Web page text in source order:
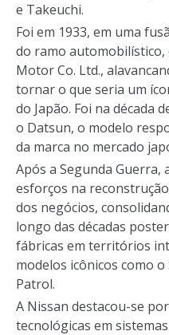
e Takeuchi.
Foi em 1933, em uma
do ramo
Motor Co. Ltd.,
tornar o que seria um
do Japão. Foi na década
o Datsun, o modelo
da marca no mercado
Após a Segunda Guerra,
esforços na
dos negócios,
longo das décadas
fábricas em territórios
modelos icônicos como
Patrol.
A Nissan destacou-se
tecnológicas em